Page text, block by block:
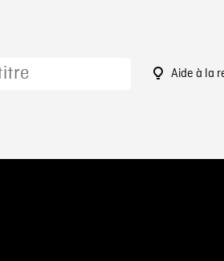
Aide à la